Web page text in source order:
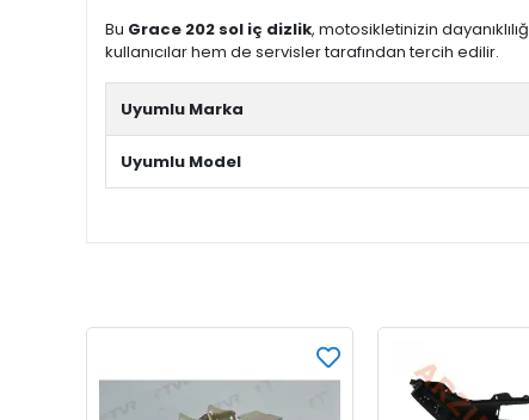
Bu Grace 202 sol iç dizlik, motosikletinizin
kullanıcılar hem de servisler tarafından tercih edilir.
Uyumlu Marka
Uyumlu Model